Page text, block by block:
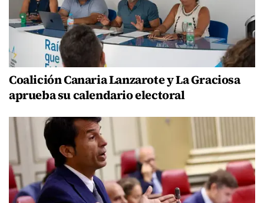
Coalición Canaria Lanzarote y La Graciosa
aprueba su calendario electoral